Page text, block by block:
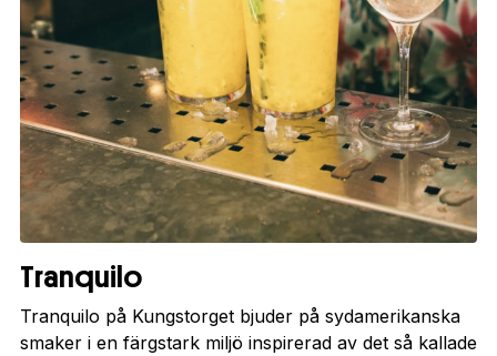
Tranquilo
Tranquilo på Kungstorget bjuder på sydamerikanska
smaker i en färgstark miljö inspirerad av det så kallade